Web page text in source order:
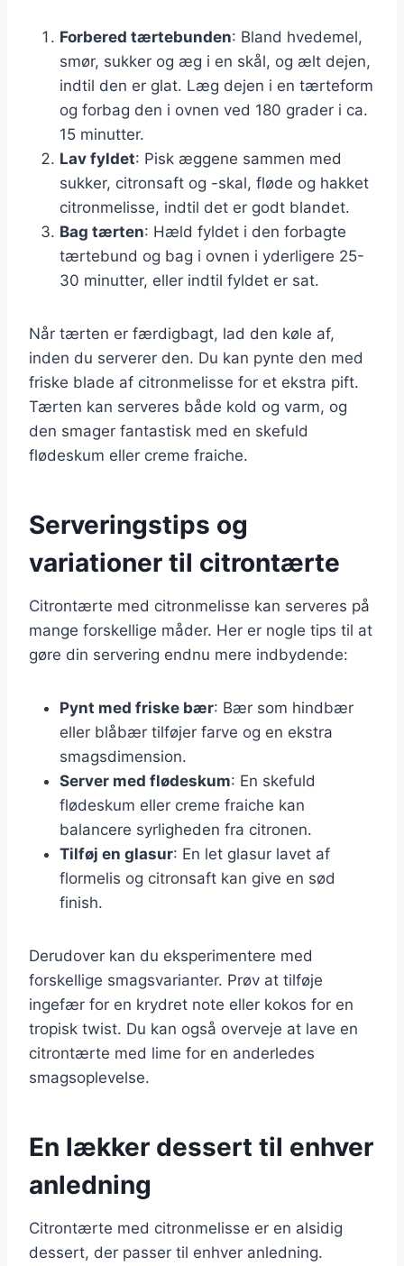
Forbered tærtebunden: Bland hvedemel,
smør, sukker og æg i en skål, og ælt dejen,
indtil den er glat. Læg dejen i en tærteform
og forbag den i ovnen ved 180 grader i ca.
15 minutter.
Lav fyldet: Pisk æggene sammen med
sukker, citronsaft og -skal, fløde og hakket
citronmelisse, indtil det er godt blandet.
Bag tærten: Hæld fyldet i den forbagte
tærtebund og bag i ovnen i yderligere 25-
30 minutter, eller indtil fyldet er sat.
Når tærten er færdigbagt, lad den køle af,
inden du serverer den. Du kan pynte den med
friske blade af citronmelisse for et ekstra pift.
Tærten kan serveres både kold og varm, og
den smager fantastisk med en skefuld
flødeskum eller creme fraiche.
Serveringstips og
variationer til citrontærte
Citrontærte med citronmelisse kan serveres på
mange forskellige måder. Her er nogle tips til at
gøre din servering endnu mere indbydende:
Pynt med friske bær: Bær som hindbær
eller blåbær tilføjer farve og en ekstra
smagsdimension.
Server med flødeskum: En skefuld
flødeskum eller creme fraiche kan
balancere syrligheden fra citronen.
Tilføj en glasur: En let glasur lavet af
flormelis og citronsaft kan give en sød
finish.
Derudover kan du eksperimentere med
forskellige smagsvarianter. Prøv at tilføje
ingefær for en krydret note eller kokos for en
tropisk twist. Du kan også overveje at lave en
citrontærte med lime for en anderledes
smagsoplevelse.
En lækker dessert til enhver
anledning
Citrontærte med citronmelisse er en alsidig
dessert, der passer til enhver anledning.